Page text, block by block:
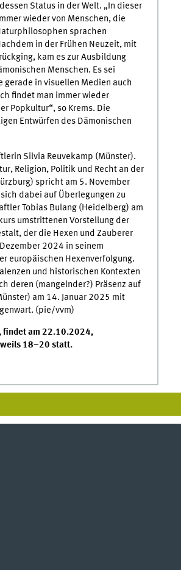
Status in der Welt. „In dieser
wieder von Menschen, die
sprachen
in der Frühen Neuzeit, mit
kam es zur Ausbildung
Menschen. Es sei
gerade in visuellen Medien auch
findet man immer wieder
Popkultur“, so Krems. Die
Entwürfen des Dämonischen
Silvia Reuvekamp (Münster).
Religion, Politik und Recht an der
spricht am 5. November
dabei auf Überlegungen zu
Tobias Bulang (Heidelberg) am
umstrittenen Vorstellung der
der die Hexen und Zauberer
2024 in seinem
europäischen Hexenverfolgung.
und historischen Kontexten
deren (mangelnder?) Präsenz auf
am 14. Januar 2025 mit
(pie/vvm)
findet am 22.10.2024,
18–20 statt.